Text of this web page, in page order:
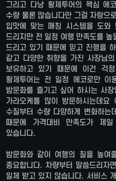
그리고 다낭 황제투어의 핵심 에
수량 물론 많습니다만 그걸 자랑으
입맛에 맞는 매칭 시스템을 도와
드리지만 전 일정 여행 만족도를
드리고 있기 때문에 믿고 진행을
같고 다양한 취향을 가진 사장님
보유하고 있기 때문에 이건 걱
황제투어는 전 일정 에코로만 이
밤문화를 즐기고 싶어 하시는 사
가라오케를 많이 방문하시는데
수질부터 수량 다양하게 변화하
때문에 가격대비 만족도가 제
있습니다.
밤문화와 같이 여행의 질을 높
중요합니다. 차량부터 말씀드리자
일체 받고 있지 않습니다. 서비스